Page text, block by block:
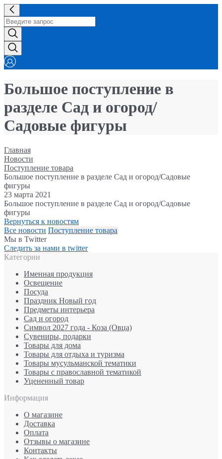
Большое поступление в
разделе Сад и огород/
Садовые фигуры
Главная
Новости
Поступление товара
Большое поступление в разделе Сад и огород/Садовые
фигуры
23 марта 2021
Большое поступление в разделе Сад и огород/Садовые
фигуры
Вернуться к новостям
Все новости Поступление товара
Мы в Twitter
Следить за нами в twitter
Категории
Именная продукция
Освещение
Посуда
Праздник Новый год
Предметы интерьера
Сад и огород
Символ 2027 года - Коза (Овца)
Сувениры, подарки
Товары для дома
Товары для отдыха и туризма
Товары мусульманской тематики
Товары с православной тематикой
Уцененный товар
Информация
О магазине
Доставка
Оплата
Отзывы о магазине
Контакты